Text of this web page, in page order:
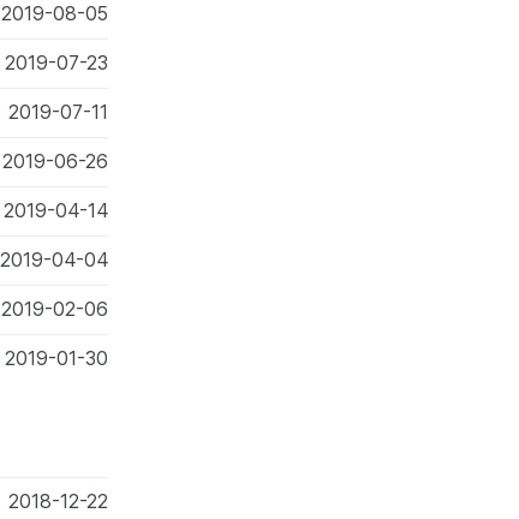
2019-08-05
2019-07-23
2019-07-11
2019-06-26
2019-04-14
2019-04-04
2019-02-06
2019-01-30
2018-12-22